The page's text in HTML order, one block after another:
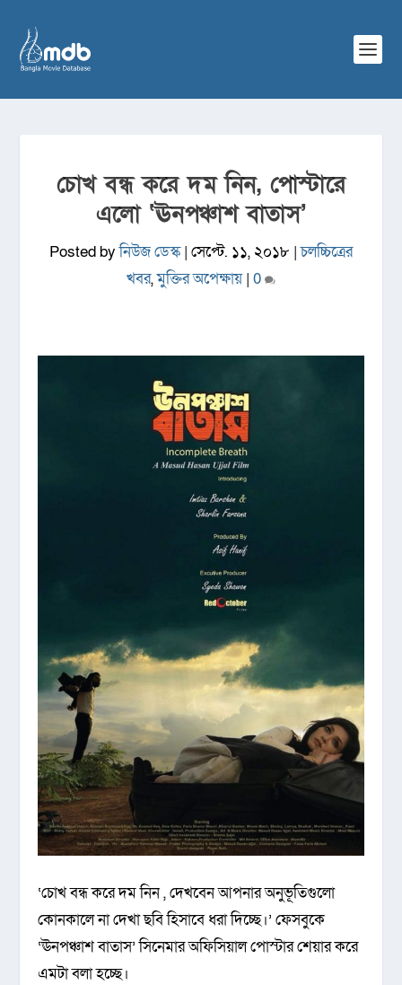
চোখ বন্ধ করে দম নিন, পোস্টারে
এলো ‘ঊনপঞ্চাশ বাতাস’
Posted byনিউজ ডেস্ক| সেপ্টে. ১১, ২০১৮ |চলচ্চিত্রের
খবর,মুক্তির অপেক্ষায়| 0
‘চোখ বন্ধ করে দম নিন , দেখবেন আপনার অনুভূতিগুলো
কোনকালে না দেখা ছবি হিসাবে ধরা দিচ্ছে।’ ফেসবুকে
‘ঊনপঞ্চাশ বাতাস’ সিনেমার অফিসিয়াল পোস্টার শেয়ার করে
এমটা বলা হচ্ছে।